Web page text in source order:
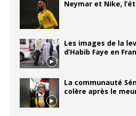
Neymar et Nike,
Les images de la
d’Habib Faye en
La communauté
colère après le